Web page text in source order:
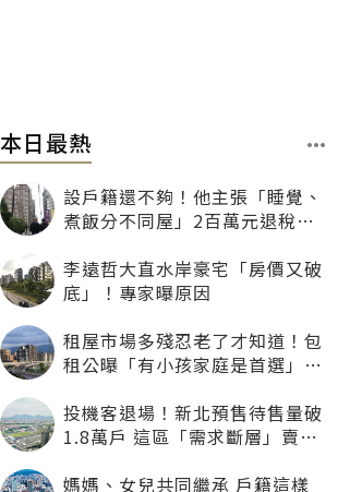
本日最熱
設戶籍還不夠！他主張「睡覺、
煮飯分不同屋」2百萬元退稅照
李遠哲大直水岸豪宅「房價又破
底」！專家曝原因
租屋市場多殘忍老了才知道！包
租公曝「有小孩家庭是首選」：
投機客退場！新北預售待售量破
1.8萬戶 這區「需求斷層」賣壓
媽媽、女兒共同繼承 戶籍這樣